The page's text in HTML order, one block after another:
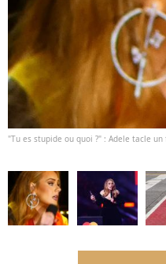
"Tu es stupide ou quoi ?" : Adele tacle